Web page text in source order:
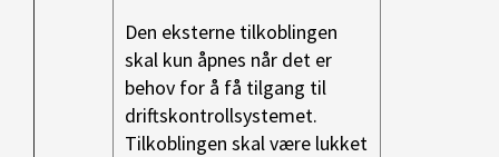
Den eksterne tilkoblingen
skal kun åpnes når det er
behov for å få tilgang til
driftskontrollsystemet.
Tilkoblingen skal være lukket